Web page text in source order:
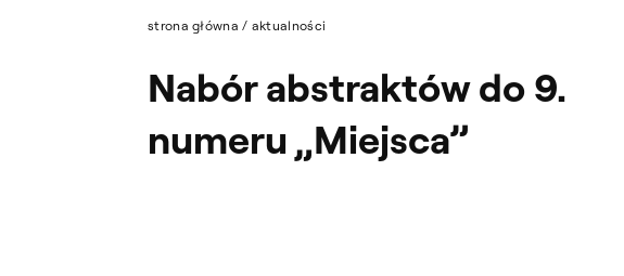
strona główna / aktualności
Nabór abstraktów do 9.
numeru „Miejsca”